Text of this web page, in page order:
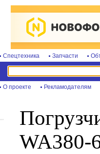
Спецтехника Запчасти
О проекте Рекламодателям
WA380-